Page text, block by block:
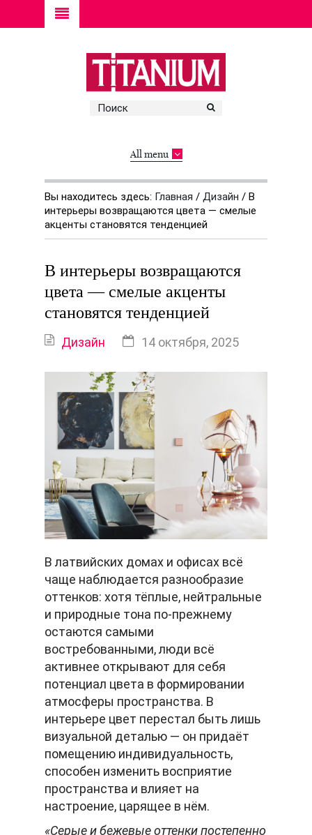
All menu
Вы находитесь здесь: Главная / Дизайн / В
интерьеры возвращаются цвета — смелые
акценты становятся тенденцией
В интерьеры возвращаются
цвета — смелые акценты
становятся тенденцией
Дизайн 14 октября, 2025
В латвийских домах и офисах всё
чаще наблюдается разнообразие
оттенков: хотя тёплые, нейтральные
и природные тона по-прежнему
остаются самыми
востребованными, люди всё
активнее открывают для себя
потенциал цвета в формировании
атмосферы пространства. В
интерьере цвет перестал быть лишь
визуальной деталью — он придаёт
помещению индивидуальность,
способен изменить восприятие
пространства и влияет на
настроение, царящее в нём.
«Серые и бежевые оттенки постепенно